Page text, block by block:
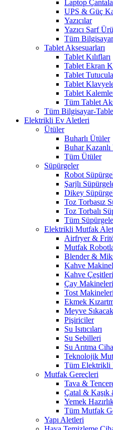
Laptop
UPS & Güç
Yazıcılar
Yazıcı Sarf
Tüm
Tablet Aksesuarları
Tablet Kılıfları
Tablet Ekran
Tablet
Tablet
Tablet
Tüm Tablet
Tüm Bilgisayar-
Elektrikli Ev Aletleri
Ütüler
Buharlı Ütüler
Buhar
Tüm Ütüler
Süpürgeler
Robot
Şarjlı
Dikey
Toz Torbasız
Toz Torbalı
Tüm
Elektrikli Mutfak
Airfryer &
Mutfak
Blender &
Kahve
Kahve Çeşitleri
Çay Makineleri
Tost Makineleri
Ekmek
Meyve
Pişiriciler
Su Isıtıcıları
Su Sebilleri
Su Arıtma
Teknolojik
Tüm Elektrikli
Mutfak Gereçleri
Tava &
Çatal & Kaşık
Yemek
Tüm Mutfak
Yapı Aletleri